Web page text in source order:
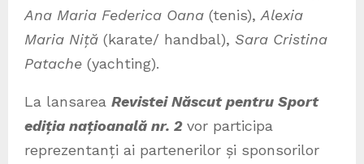
Ana Maria Federica Oana (tenis), Alexia
Maria Niță (karate/ handbal), Sara Cristina
Patache (yachting).
La lansarea Revistei Născut pentru Sport
ediția națioanală nr. 2vor participa
reprezentanți ai partenerilor și sponsorilor